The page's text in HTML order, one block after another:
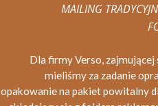
MAILING
Dla firmy Verso,
mieliśmy za zadanie
opakowanie na pakiet powitalny